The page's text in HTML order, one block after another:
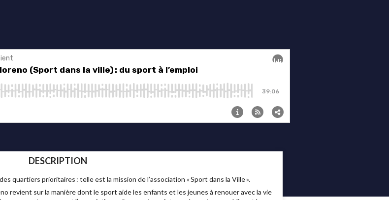
DESCRIPTION
quartiers prioritaires : telle est la mission de l’association « Sport dans la Ville ».
revient sur la manière dont le sport aide les enfants et les jeunes à renouer avec la vie